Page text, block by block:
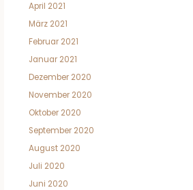
April 2021
März 2021
Februar 2021
Januar 2021
Dezember 2020
November 2020
Oktober 2020
September 2020
August 2020
Juli 2020
Juni 2020